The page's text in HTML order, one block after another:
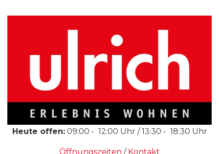
Heute offen: 09:00 - 12:00 Uhr /13:30 - 18:30 Uhr
Öffnungszeiten / Kontakt